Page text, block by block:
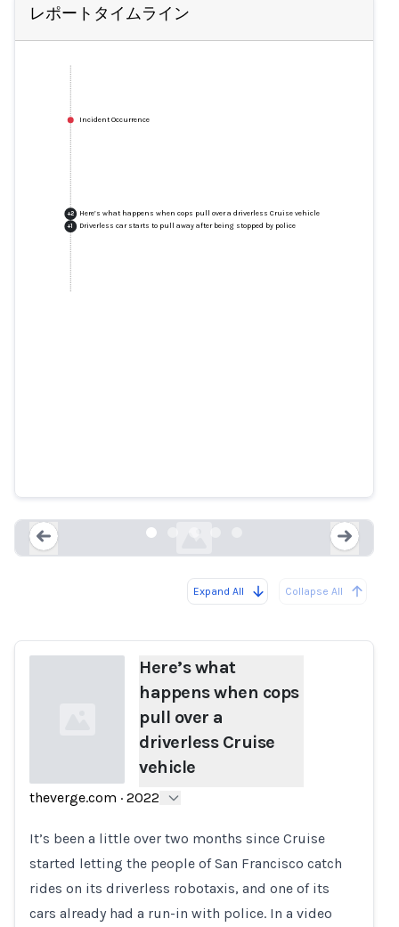
レポートタイムライン
Incident Occurrence
+2 Here’s what happens when cops pull over a driverless Cruise vehicle
+1 Driverless car starts to pull away after being stopped by police
Expand All Collapse All
Here’s what
happens when cops
pull over a
driverless Cruise
vehicle
theverge.com · 2022
It’s been a little over two months since Cruise
started letting the people of San Francisco catch
rides on its driverless robotaxis, and one of its
cars already had a run-in with police. In a video